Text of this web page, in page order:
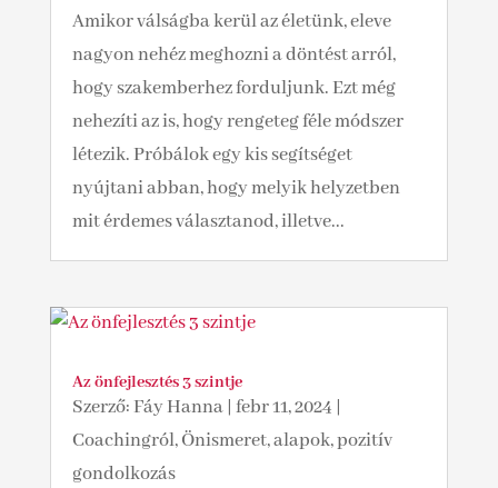
Amikor válságba kerül az életünk, eleve
nagyon nehéz meghozni a döntést arról,
hogy szakemberhez forduljunk. Ezt még
nehezíti az is, hogy rengeteg féle módszer
létezik. Próbálok egy kis segítséget
nyújtani abban, hogy melyik helyzetben
mit érdemes választanod, illetve...
Az önfejlesztés 3 szintje
Szerző:Fáy Hanna| febr 11, 2024 |
Coachingról,Önismeret, alapok, pozitív
gondolkozás